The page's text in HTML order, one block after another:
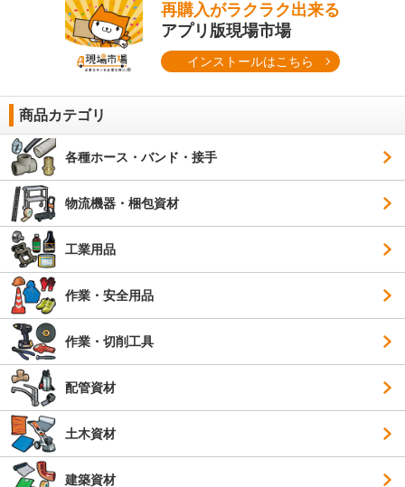
再購入がラクラク出来る
アプリ版現場市場
インストールはこちら
商品カテゴリ
各種ホース・バンド・接手
物流機器・梱包資材
工業用品
作業・安全用品
作業・切削工具
配管資材
土木資材
建築資材